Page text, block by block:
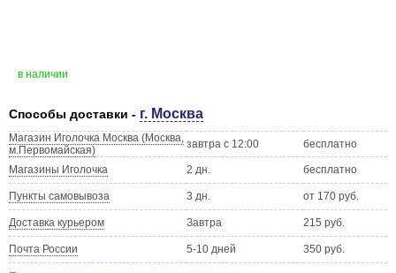
в наличии
Способы доставки - г. Москва
Магазин Иголочка Москва (Москва,
м.Первомайская)
завтра с 12:00 бесплатно
Магазины Иголочка 2 дн. бесплатно
Пункты самовывоза 3 дн. от 170 руб.
Доставка курьером Завтра 215 руб.
Почта России 5-10 дней 350 руб.